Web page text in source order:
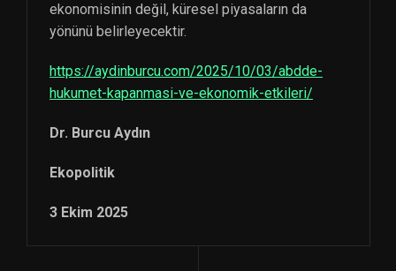
ekonomisinin değil, küresel piyasaların da
yönünü belirleyecektir.
https://aydinburcu.com/2025/10/03/abdde-
hukumet-kapanmasi-ve-ekonomik-etkileri/
Dr. Burcu Aydın
Ekopolitik
3 Ekim 2025